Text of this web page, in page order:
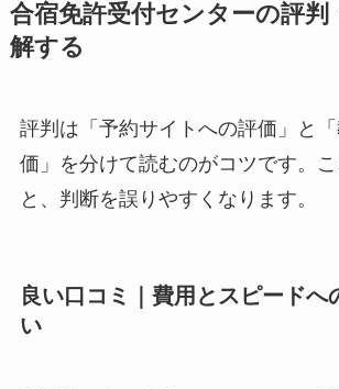
合宿免許受付センターの評判
解する
評判は「予約サイトへの評価」と
価」を分けて読むのがコツです。
と、判断を誤りやすくなります。
良い口コミ｜費用とスピードへ
い